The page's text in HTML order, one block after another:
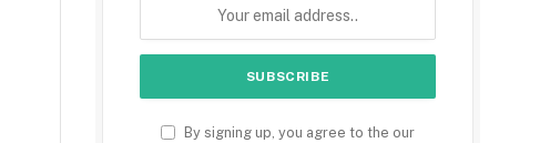
By signing up, you agree to the our